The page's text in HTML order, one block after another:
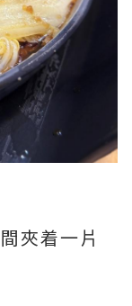
夾着一片